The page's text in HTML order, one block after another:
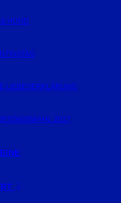
& HUND
LIEBESERKLÄRUNG
2017